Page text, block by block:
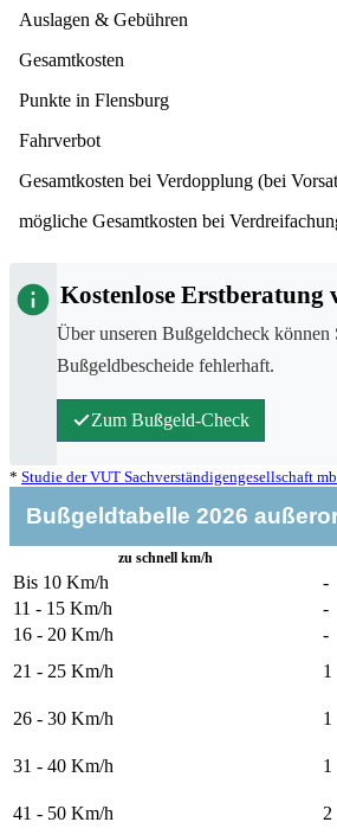
Auslagen & Gebühren
Gesamtkosten
Punkte in Flensburg
Fahrverbot
Gesamtkosten bei Verdopplung (bei
mögliche Gesamtkosten bei
Kostenlose
Über unseren Bußgeldcheck
Bußgeldbescheide fehlerhaft.
Zum Bußgeld-Check
* Studie der VUT Sachverständigengesellschaft
Bußgeldtabelle 2026
zu schnell km/h
Bis 10 Km/h -
11 - 15 Km/h -
16 - 20 Km/h -
21 - 25 Km/h 1
26 - 30 Km/h 1
31 - 40 Km/h 1
41 - 50 Km/h 2